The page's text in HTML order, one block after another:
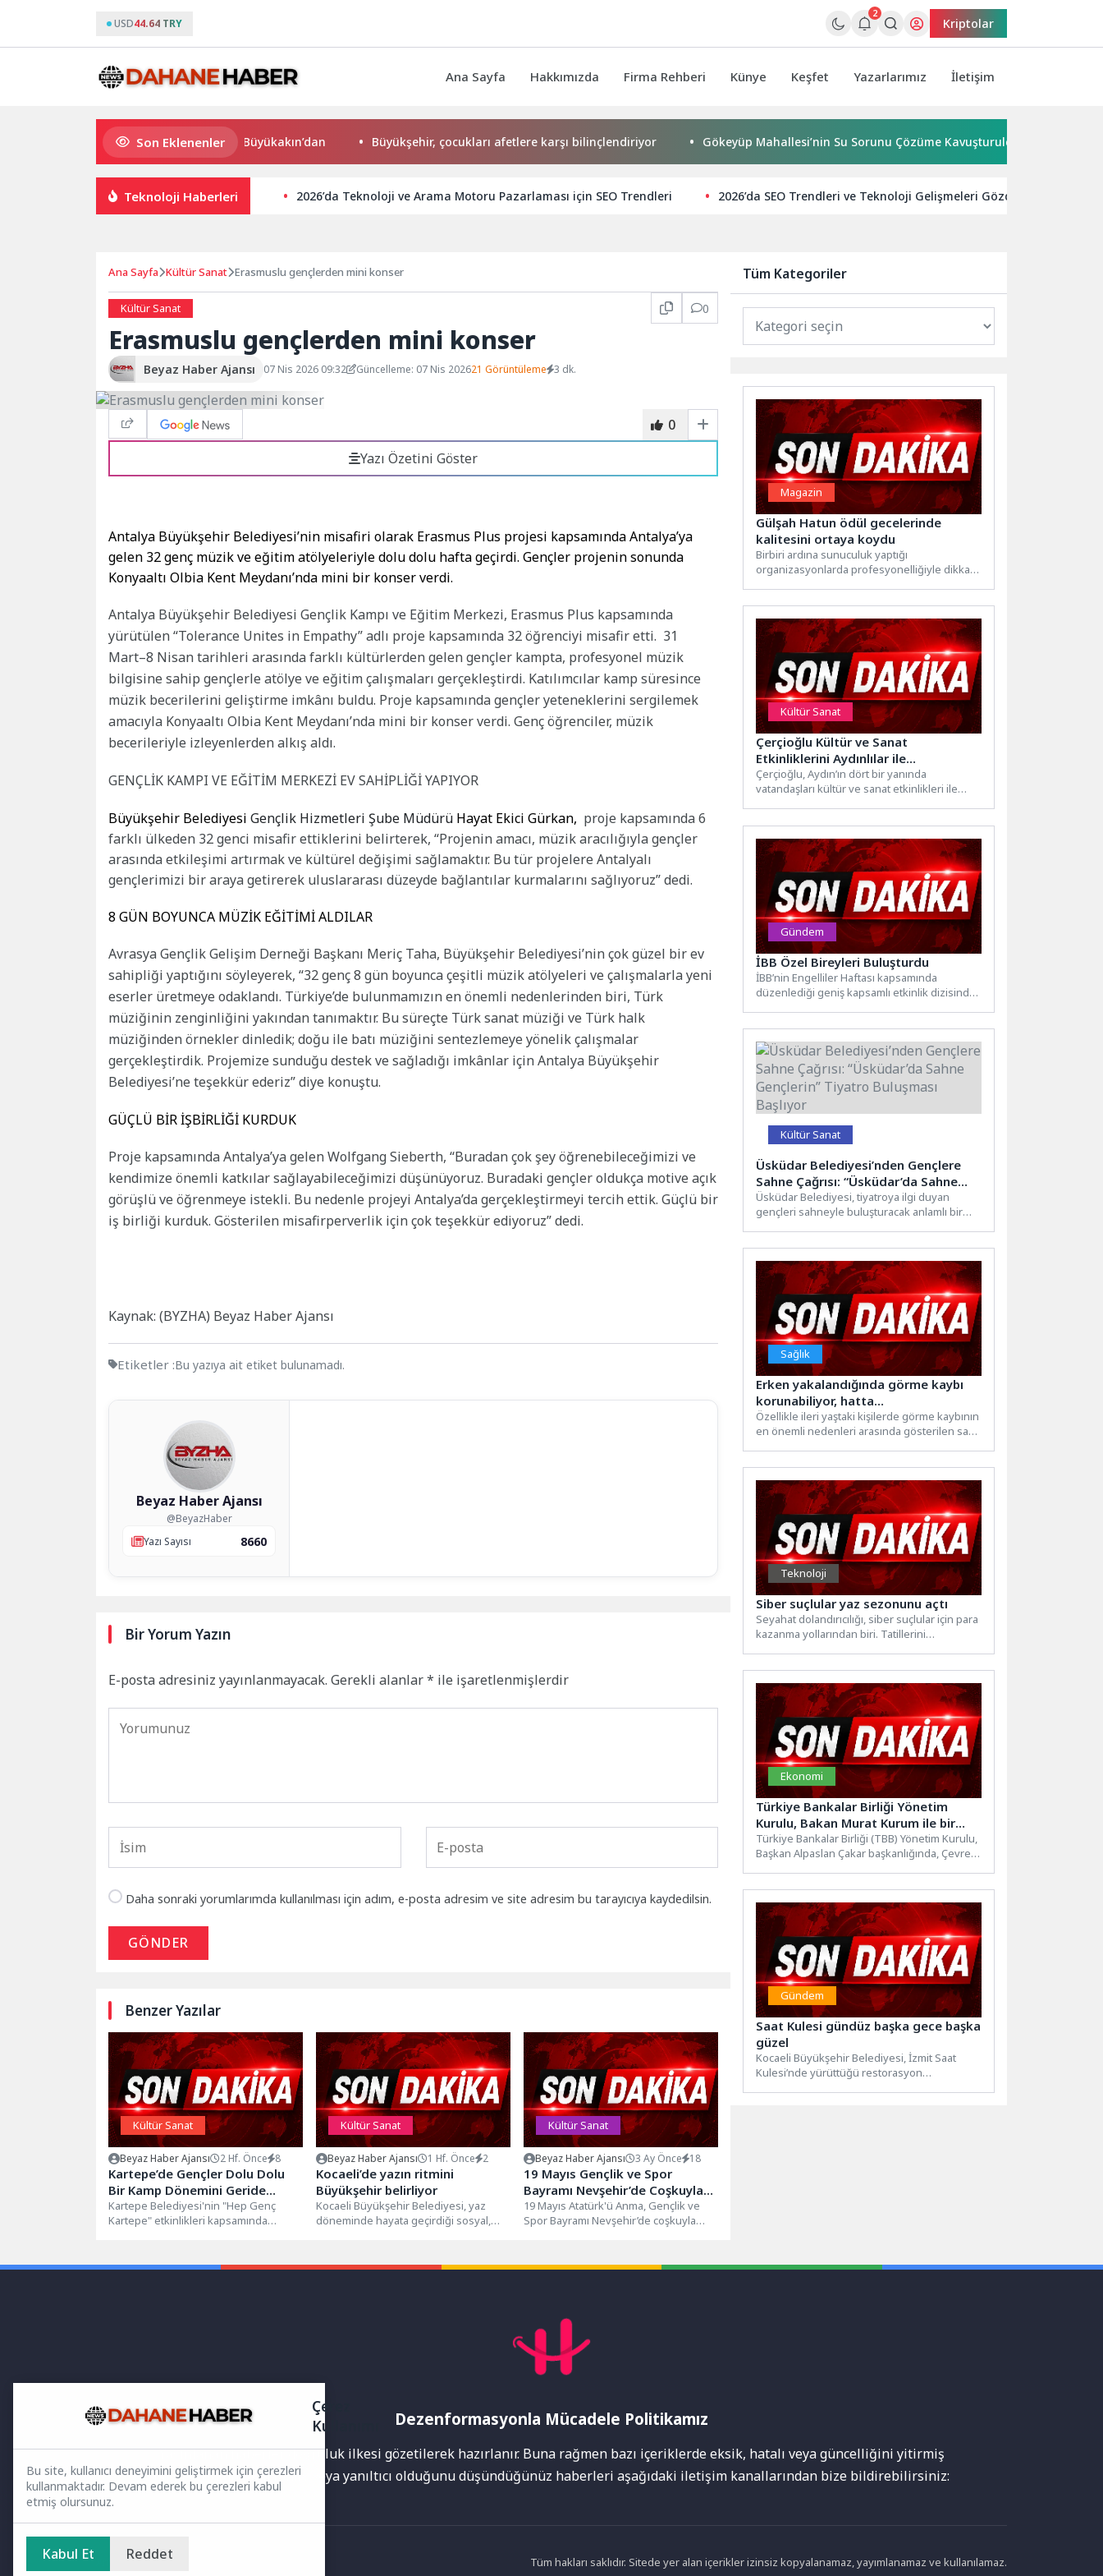
USD44.64 TRY
2
Kriptolar
Ana Sayfa Hakkımızda Firma Rehberi Künye Keşfet Yazarlarımız İletişim
Son Eklenenler
Süper Enduro’da start Başkan Büyükakın’dan Büyükşehir, çocukları afetlere karşı bilinçlendiriyor Gökeyüp Mahallesi’nin Su Sorunu Çözüme Kavuşturuldu
Teknoloji Haberleri 2026’da Teknoloji ve Arama Motoru Pazarlaması için SEO Trendleri 2026’da SEO Trendleri ve Teknoloji Gelişmeleri Gözden Geçiriliyor.
Ana Sayfa Kültür Sanat Erasmuslu gençlerden mini konser
Kültür Sanat 0
Erasmuslu gençlerden mini konser
Beyaz Haber Ajansı 07 Nis 2026 09:32 Güncelleme: 07 Nis 202621 Görüntüleme 3 dk.
0
Yazı Özetini Göster
Antalya Büyükşehir Belediyesi’nin misafiri olarak Erasmus Plus projesi kapsamında Antalya’ya
gelen 32 genç müzik ve eğitim atölyeleriyle dolu dolu hafta geçirdi. Gençler projenin sonunda
Konyaaltı Olbia Kent Meydanı’nda mini bir konser verdi.
Antalya Büyükşehir Belediyesi Gençlik Kampı ve Eğitim Merkezi, Erasmus Plus kapsamında
yürütülen “Tolerance Unites in Empathy” adlı proje kapsamında 32 öğrenciyi misafir etti. 31
Mart–8 Nisan tarihleri arasında farklı kültürlerden gelen gençler kampta, profesyonel müzik
bilgisine sahip gençlerle atölye ve eğitim çalışmaları gerçekleştirdi. Katılımcılar kamp süresince
müzik becerilerini geliştirme imkânı buldu. Proje kapsamında gençler yeteneklerini sergilemek
amacıyla Konyaaltı Olbia Kent Meydanı’nda mini bir konser verdi. Genç öğrenciler, müzik
becerileriyle izleyenlerden alkış aldı.
GENÇLİK KAMPI VE EĞİTİM MERKEZİ EV SAHİPLİĞİ YAPIYOR
Büyükşehir Belediyesi Gençlik Hizmetleri Şube Müdürü Hayat Ekici Gürkan, proje kapsamında 6
farklı ülkeden 32 genci misafir ettiklerini belirterek, “Projenin amacı, müzik aracılığıyla gençler
arasında etkileşimi artırmak ve kültürel değişimi sağlamaktır. Bu tür projelere Antalyalı
gençlerimizi bir araya getirerek uluslararası düzeyde bağlantılar kurmalarını sağlıyoruz” dedi.
8 GÜN BOYUNCA MÜZİK EĞİTİMİ ALDILAR
Avrasya Gençlik Gelişim Derneği Başkanı Meriç Taha, Büyükşehir Belediyesi’nin çok güzel bir ev
sahipliği yaptığını söyleyerek, “32 genç 8 gün boyunca çeşitli müzik atölyeleri ve çalışmalarla yeni
eserler üretmeye odaklandı. Türkiye’de bulunmamızın en önemli nedenlerinden biri, Türk
müziğinin zenginliğini yakından tanımaktır. Bu süreçte Türk sanat müziği ve Türk halk
müziğinden örnekler dinledik; doğu ile batı müziğini sentezlemeye yönelik çalışmalar
gerçekleştirdik. Projemize sunduğu destek ve sağladığı imkânlar için Antalya Büyükşehir
Belediyesi’ne teşekkür ederiz” diye konuştu.
GÜÇLÜ BİR İŞBİRLİĞİ KURDUK
Proje kapsamında Antalya’ya gelen Wolfgang Sieberth, “Buradan çok şey öğrenebileceğimizi ve
kendimize önemli katkılar sağlayabileceğimizi düşünüyoruz. Buradaki gençler oldukça motive açık
görüşlü ve öğrenmeye istekli. Bu nedenle projeyi Antalya’da gerçekleştirmeyi tercih ettik. Güçlü bir
iş birliği kurduk. Gösterilen misafirperverlik için çok teşekkür ediyoruz” dedi.
Kaynak: (BYZHA) Beyaz Haber Ajansı
Etiketler :Bu yazıya ait etiket bulunamadı.
Beyaz Haber Ajansı
@BeyazHaber
Yazı Sayısı
8660
Bir Yorum Yazın
E-posta adresiniz yayınlanmayacak. Gerekli alanlar* ile işaretlenmişlerdir
Daha sonraki yorumlarımda kullanılması için adım, e-posta adresim ve site adresim bu tarayıcıya kaydedilsin.
GÖNDER
Benzer Yazılar
Kültür Sanat
Beyaz Haber Ajansı 2 Hf. Önce 8
Kartepe’de Gençler Dolu Dolu
Bir Kamp Dönemini Geride
Bıraktı
Kartepe Belediyesi'nin "Hep Genç
Kartepe" etkinlikleri kapsamında
Kültür Sanat
Beyaz Haber Ajansı 1 Hf. Önce 2
Kocaeli’de yazın ritmini
Büyükşehir belirliyor
Kocaeli Büyükşehir Belediyesi, yaz
döneminde hayata geçirdiği sosyal,
Kültür Sanat
Beyaz Haber Ajansı 3 Ay Önce 18
19 Mayıs Gençlik ve Spor
Bayramı Nevşehir’de Coşkuyla
Kutlandı
19 Mayıs Atatürk'ü Anma, Gençlik ve
Spor Bayramı Nevşehir’de coşkuyla
Tüm Kategoriler
Magazin
Gülşah Hatun ödül gecelerinde
kalitesini ortaya koydu
Birbiri ardına sunuculuk yaptığı
organizasyonlarda profesyonelliğiyle dikkat
Kültür Sanat
Çerçioğlu Kültür ve Sanat
Etkinliklerini Aydınlılar ile
Buluşturmaya Devam Ediyor
Çerçioğlu, Aydın’ın dört bir yanında
vatandaşları kültür ve sanat etkinlikleri ile
Gündem
İBB Özel Bireyleri Buluşturdu
İBB’nin Engelliler Haftası kapsamında
düzenlediği geniş kapsamlı etkinlik dizisinde
Kültür Sanat
Üsküdar Belediyesi’nden Gençlere
Sahne Çağrısı: “Üsküdar’da Sahne
Gençlerin” Tiyatro Buluşması Başlıyor
Üsküdar Belediyesi, tiyatroya ilgi duyan
gençleri sahneyle buluşturacak anlamlı bir
Sağlık
Erken yakalandığında görme kaybı
korunabiliyor, hatta…
Özellikle ileri yaştaki kişilerde görme kaybının
en önemli nedenleri arasında gösterilen sarı
Teknoloji
Siber suçlular yaz sezonunu açtı
Seyahat dolandırıcılığı, siber suçlular için para
kazanma yollarından biri. Tatillerini
Ekonomi
Türkiye Bankalar Birliği Yönetim
Kurulu, Bakan Murat Kurum ile bir
araya geldi
Türkiye Bankalar Birliği (TBB) Yönetim Kurulu,
Başkan Alpaslan Çakar başkanlığında, Çevre,
Gündem
Saat Kulesi gündüz başka gece başka
güzel
Kocaeli Büyükşehir Belediyesi, İzmit Saat
Kulesi’nde yürüttüğü restorasyon
Dezenformasyonla Mücadele Politikamız
Yayınlanan haberler doğruluk ilkesi gözetilerek hazırlanır. Buna rağmen bazı içeriklerde eksik, hatalı veya güncelliğini yitirmiş
bilgiler bulunabilir.Yanlış veya yanıltıcı olduğunu düşündüğünüz haberleri aşağıdaki iletişim kanallarından bize bildirebilirsiniz:
Ana Sayfa Tüm hakları saklıdır. Sitede yer alan içerikler izinsiz kopyalanamaz, yayımlanamaz ve kullanılamaz.
Çerez
Kullanımı
Bu site, kullanıcı deneyimini geliştirmek için çerezleri
kullanmaktadır. Devam ederek bu çerezleri kabul
etmiş olursunuz.
Kabul Et Reddet